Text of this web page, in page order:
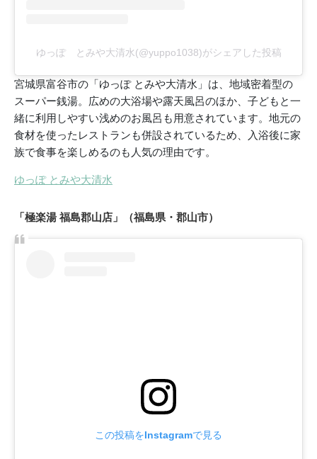
ゆっぽ とみや大清水(@yuppo1038)がシェアした投稿
宮城県富谷市の「ゆっぽ とみや大清水」は、地域密着型の
スーパー銭湯。広めの大浴場や露天風呂のほか、子どもと一
緒に利用しやすい浅めのお風呂も用意されています。地元の
食材を使ったレストランも併設されているため、入浴後に家
族で食事を楽しめるのも人気の理由です。
ゆっぽ とみや大清水
「極楽湯 福島郡山店」（福島県・郡山市）
この投稿をInstagramで見る